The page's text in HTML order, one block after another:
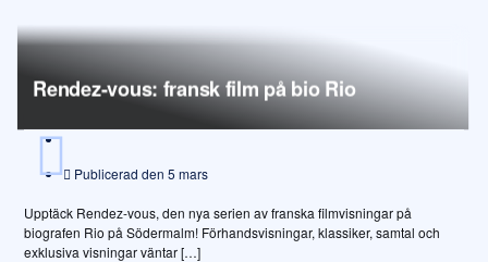
Rendez-vous: fransk film på bio Rio
Publicerad den 5 mars
Upptäck Rendez-vous, den nya serien av franska filmvisningar på
biografen Rio på Södermalm! Förhandsvisningar, klassiker, samtal och
exklusiva visningar väntar […]